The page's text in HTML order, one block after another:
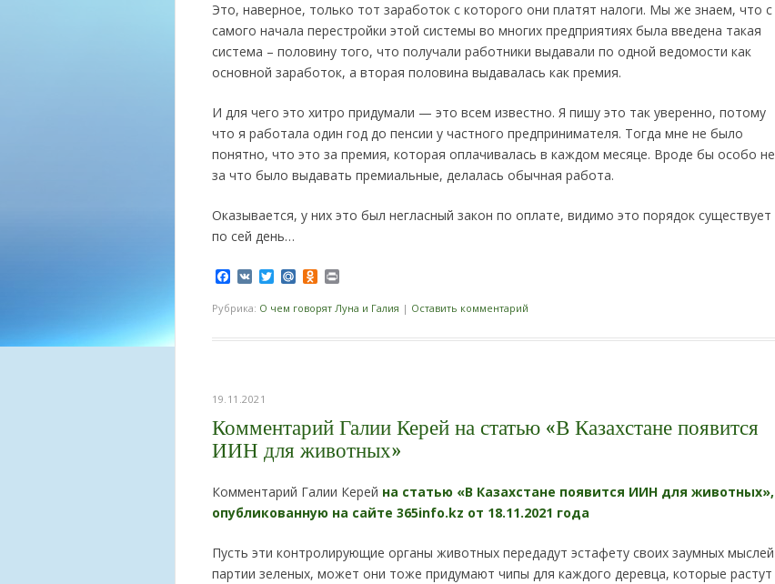
Это, наверное, только тот заработок с которого они платят налоги. Мы же знаем, что с
самого начала перестройки этой системы во многих предприятиях была введена такая
система – половину того, что получали работники выдавали по одной ведомости как
основной заработок, а вторая половина выдавалась как премия.
И для чего это хитро придумали — это всем известно. Я пишу это так уверенно, потому
что я работала один год до пенсии у частного предпринимателя. Тогда мне не было
понятно, что это за премия, которая оплачивалась в каждом месяце. Вроде бы особо не
за что было выдавать премиальные, делалась обычная работа.
Оказывается, у них это был негласный закон по оплате, видимо это порядок существует
по сей день…
Facebook
VK TwitterMail.RuOdnoklassniki
Рубрика: О чем говорят Луна и Галия | Оставить комментарий
19.11.2021
Комментарий Галии Керей на статью «В Казахстане появится
ИИН для животных»
Комментарий Галии Керей на статью «В Казахстане появится ИИН для животных»,
опубликованную на сайте 365info.kz от 18.11.2021 года
Пусть эти контролирующие органы животных передадут эстафету своих заумных мыслей
партии зеленых, может они тоже придумают чипы для каждого деревца, которые растут